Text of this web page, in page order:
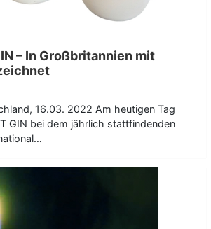
– In Großbritannien mit
16.03. 2022 Am heutigen Tag
GIN bei dem jährlich stattfindenden